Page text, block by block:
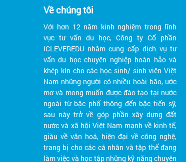
Về chúng tôi
Với hơn 12 năm kinh nghiệm trong lĩnh
vực tư vấn du học, Công ty Cổ phần
ICLEVEREDU nhằm cung cấp dịch vụ tư
vấn du học chuyên nghiệp hoàn hảo và
khép kín cho các học sinh/ sinh viên Việt
Nam những người có nhiều hoài bão, ước
mơ và mong muốn được đào tạo tại nước
ngoài từ bậc phổ thông đến bậc tiến sỹ,
sau này trở về góp phần xây dựng đất
nước và xã hội Việt Nam mạnh về kinh tế,
giàu về văn hoá, hiện đại về công nghệ,
trang bị cho các cá nhân và tập thể đang
làm việc và học tập những kỹ năng chuyên